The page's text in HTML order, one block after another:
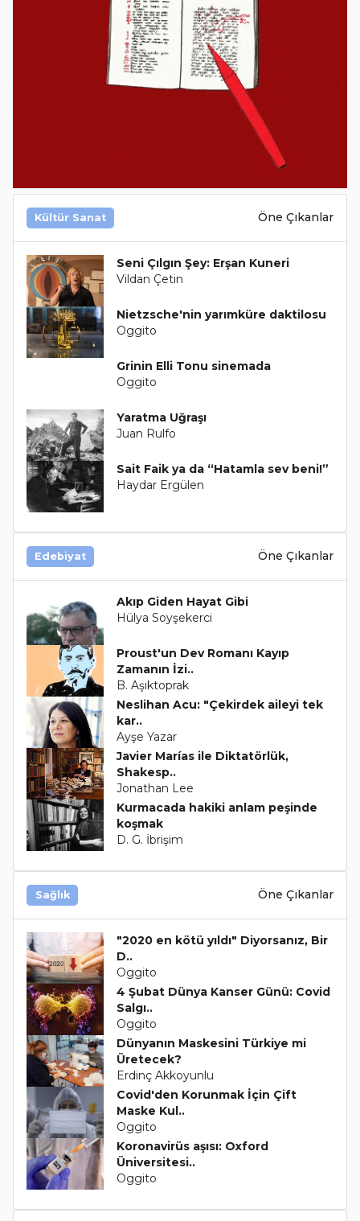
Kültür Sanat Öne Çıkanlar
Seni Çılgın Şey: Erşan Kuneri
Vildan Çetin
Nietzsche'nin yarımküre daktilosu
Oggito
Grinin Elli Tonu sinemada
Oggito
Yaratma Uğraşı
Juan Rulfo
Sait Faik ya da “Hatamla sev beni!”
Haydar Ergülen
Edebiyat Öne Çıkanlar
Akıp Giden Hayat Gibi
Hülya Soyşekerci
Proust'un Dev Romanı Kayıp
Zamanın İzi..
B. Aşıktoprak
Neslihan Acu: "Çekirdek aileyi tek
kar..
Ayşe Yazar
Javier Marías ile Diktatörlük,
Shakesp..
Jonathan Lee
Kurmacada hakiki anlam peşinde
koşmak
D. G. İbrişim
Sağlık Öne Çıkanlar
"2020 en kötü yıldı" Diyorsanız, Bir
D..
Oggito
4 Şubat Dünya Kanser Günü: Covid
Salgı..
Oggito
Dünyanın Maskesini Türkiye mi
Üretecek?
Erdinç Akkoyunlu
Covid'den Korunmak İçin Çift
Maske Kul..
Oggito
Koronavirüs aşısı: Oxford
Üniversitesi..
Oggito